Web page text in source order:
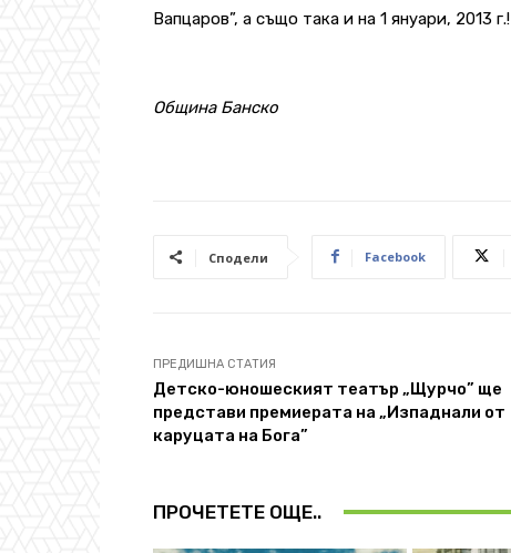
Вапцаров”, а също така и на 1 януари, 2013 г.!
Община Банско
Сподели Facebook
ПРЕДИШНА СТАТИЯ
Детско-юношеският театър „Щурчо” ще
представи премиерата на „Изпаднали от
каруцата на Бога”
ПРОЧЕТЕТЕ ОЩЕ..